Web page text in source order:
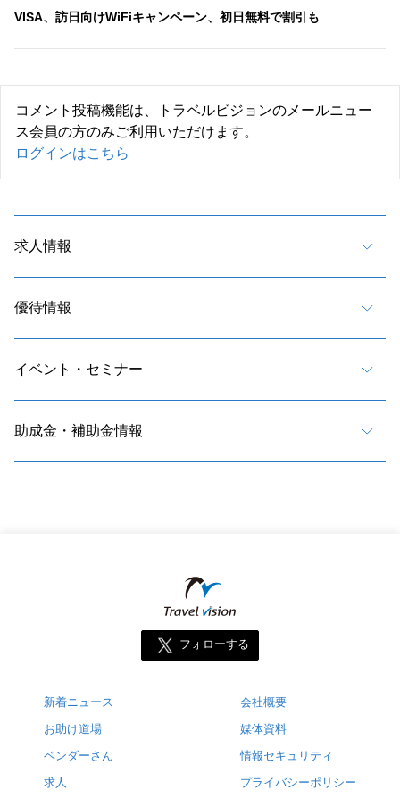
VISA、訪日向けWiFiキャンペーン、初日無料で割引も
コメント投稿機能は、トラベルビジョンのメールニュー
ス会員の方のみご利用いただけます。
ログインはこちら
求人情報
優待情報
イベント・セミナー
助成金・補助金情報
フォローする
新着ニュース
お助け道場
ベンダーさん
求人
会社概要
媒体資料
情報セキュリティ
プライバシーポリシー